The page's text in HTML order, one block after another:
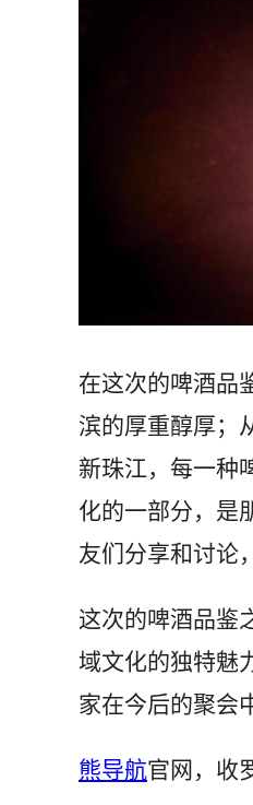
在这次的啤酒品
滨的厚重醇厚；
新珠江，每一种
化的一部分，是
友们分享和讨论
这次的啤酒品鉴
域文化的独特魅
家在今后的聚会
熊导航官网，收